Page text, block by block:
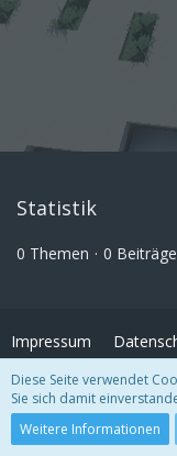
Statistik
0 Themen 0
Impressum
Diese Seite verwendet
Sie sich damit
Weitere Informationen